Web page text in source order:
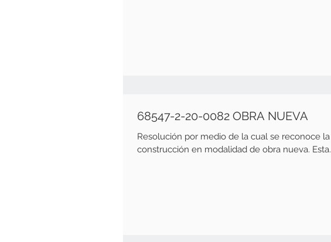
68547-2-20-0082 OBRA NUEVA
Resolución por medio de la cual se reconoce
construcción en modalidad de obra nueva.